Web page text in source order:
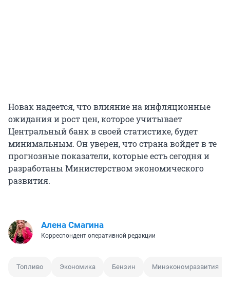
Новак надеется, что влияние на инфляционные
ожидания и рост цен, которое учитывает
Центральный банк в своей статистике, будет
минимальным. Он уверен, что страна войдет в те
прогнозные показатели, которые есть сегодня и
разработаны Министерством экономического
развития.
Алена Смагина
Корреспондент оперативной редакции
Топливо Экономика Бензин Минэкономразвития